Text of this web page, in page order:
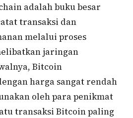
adalah buku besar
transaksi dan
melalui proses
jaringan
Bitcoin
harga sangat rendah
oleh para penikmat
transaksi Bitcoin paling